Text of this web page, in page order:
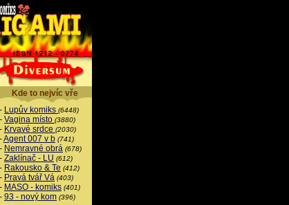
Kde to nejvíc vře
- Lupův komiks (6448)
- Vagina místo (3880)
- Krvavé srdce (2030)
-Agent 007 v b (741)
- Nemravné obrá (678)
- Zaklínač - LU (612)
- Rakousko & Te (412)
- Pravá tvář Vá (403)
- MASO - komiks (401)
- 93 - nový kom (396)